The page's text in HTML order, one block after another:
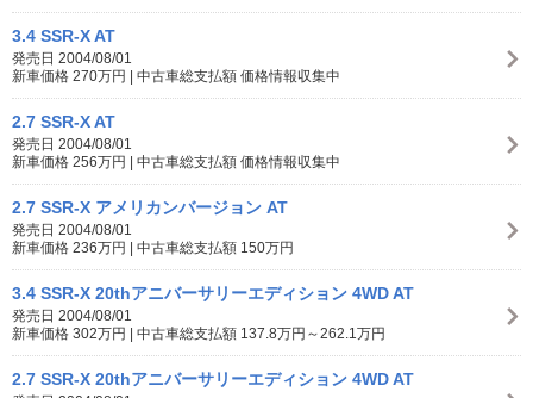
3.4 SSR-X AT
発売日 2004/08/01
新車価格 270万円 | 中古車総支払額 価格情報収集中
2.7 SSR-X AT
発売日 2004/08/01
新車価格 256万円 | 中古車総支払額 価格情報収集中
2.7 SSR-X アメリカンバージョン AT
発売日 2004/08/01
新車価格 236万円 | 中古車総支払額 150万円
3.4 SSR-X 20thアニバーサリーエディション 4WD AT
発売日 2004/08/01
新車価格 302万円 | 中古車総支払額 137.8万円～262.1万円
2.7 SSR-X 20thアニバーサリーエディション 4WD AT